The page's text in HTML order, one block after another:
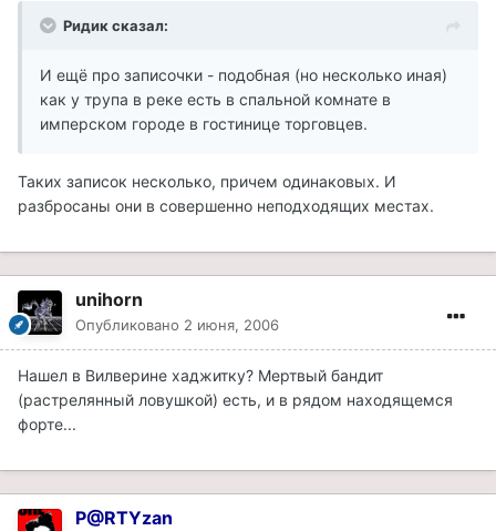
Ридик сказал:
И ещё про записочки - подобная (но несколько иная)
как у трупа в реке есть в спальной комнате в
имперском городе в гостинице торговцев.
Таких записок несколько, причем одинаковых. И
разбросаны они в совершенно неподходящих местах.
unihorn
Опубликовано 2 июня, 2006
Нашел в Вилверине хаджитку? Мертвый бандит
(растрелянный ловушкой) есть, и в рядом находящемся
форте...
P@RTYzan